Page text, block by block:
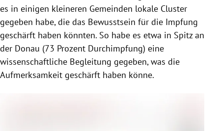
es in einigen kleineren Gemeinden lokale Cluster
gegeben habe, die das Bewusstsein für die Impfung
geschärft haben könnten. So habe es etwa in Spitz an
der Donau (73 Prozent Durchimpfung) eine
wissenschaftliche Begleitung gegeben, was die
Aufmerksamkeit geschärft haben könne.